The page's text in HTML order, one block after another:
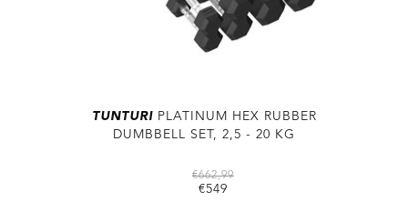
TUNTURIPLATINUM HEX RUBBER
DUMBBELL SET, 2,5 - 20 KG
€662,99
€549